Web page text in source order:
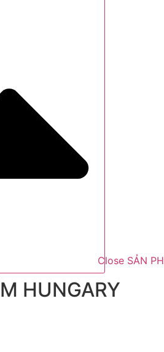
Close SẢN
HUNGARY